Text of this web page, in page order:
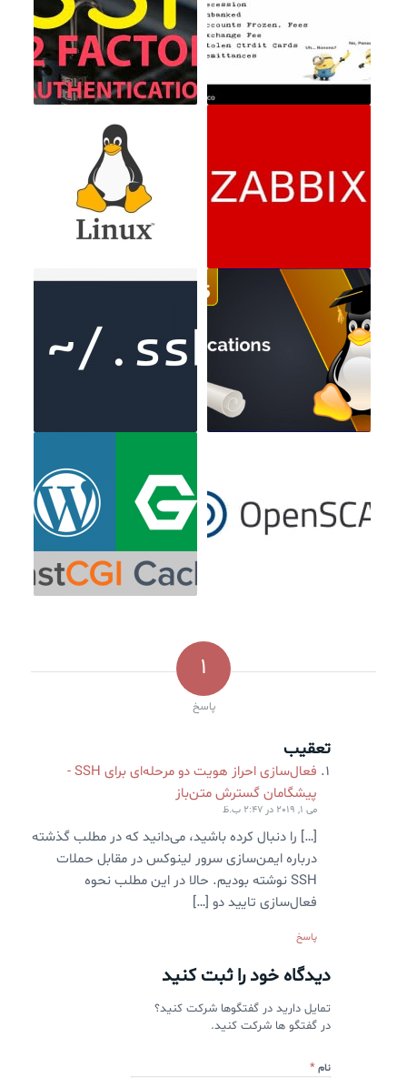
1
پاسخ
تعقیب
فعال‌سازی احراز هویت دو مرحله‌ای برای SSH -
پیشگامان گسترش متن‌باز
می 1, 2019 در 2:47 ب.ظ
[…] را دنبال کرده باشید، می‌دانید که در مطلب گذشته
درباره ایمن‌سازی سرور لینوکس در مقابل حملات
SSH نوشته بودیم. حالا در این مطلب نحوه
فعال‌سازی تایید دو […]
پاسخ
دیدگاه خود را ثبت کنید
تمایل دارید در گفتگوها شرکت کنید؟
در گفتگو ها شرکت کنید.
نام *